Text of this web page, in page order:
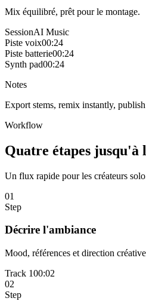
Mix équilibré, prêt pour le montage.
SessionAI Music
Piste voix00:24
Piste batterie00:24
Synth pad00:24
Notes
Export stems, remix instantly, publish
Workflow
Quatre étapes jusqu'à
Un flux rapide pour les créateurs
01
Step
Décrire l'ambiance
Mood, références et direction
Track 100:02
02
Step